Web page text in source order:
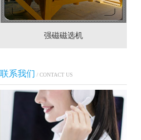
强磁磁选机
联系我们 / CONTACT US